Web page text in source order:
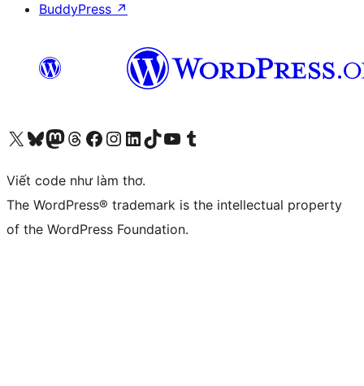
BuddyPress ↗
Truy cập tài khoản X (trước đây là Twitter) của chúng tôiVisit our Bluesky account
Visit our Mastodon account
Visit our Threads account
Xem trang Facebook của chúng tôiTruy cập tài khoản Instagram của chúng tôiTruy cập tài khoản LinkedIn của chúng tôiVisit our TikTok account
Truy cập kênh YouTube của chúng tôi Visit our Tumblr account
Viết code như làm thơ.
The WordPress® trademark is the intellectual property
of the WordPress Foundation.